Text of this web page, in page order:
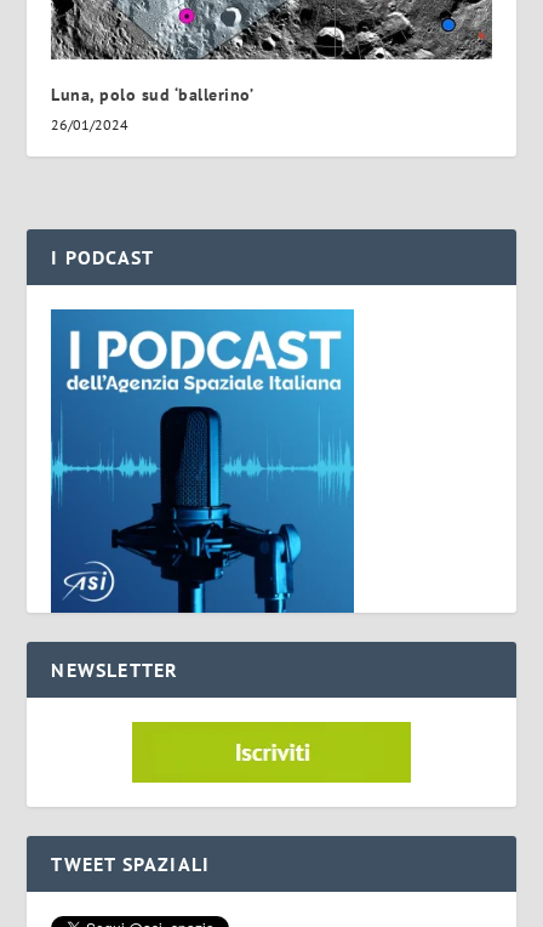
Luna, polo sud ‘ballerino’
26/01/2024
I PODCAST
NEWSLETTER
TWEET SPAZIALI